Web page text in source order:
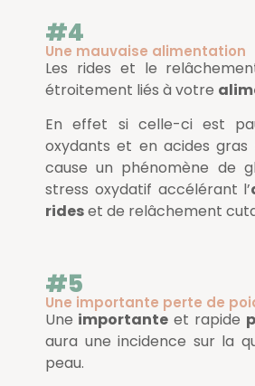
#4
Une mauvaise alimentation
Les rides et le
étroitement liés à votre
En effet si celle-ci est
oxydants et en acides gras
cause un phénomène de
stress oxydatif accélérant l’
rideset de relâchement
#5
Une importante perte de
Une importante et rapide
aura une incidence sur la
peau.